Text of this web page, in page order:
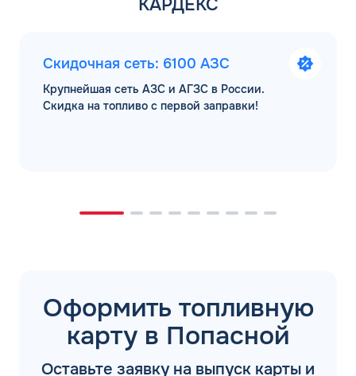
КАРДЕКС
Скидочная сеть: 6100 АЗС
Крупнейшая сеть АЗС и АГЗС в России.
Скидка на топливо с первой заправки!
Оформить топливную
карту в Попасной
Оставьте заявку на выпуск карты и